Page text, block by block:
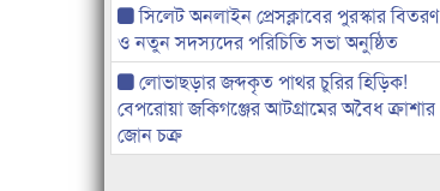
সিলেট অনলাইন প্রেসক্লাবের পুরস্কার বিতরণ
ও নতুন সদস্যদের পরিচিতি সভা অনুষ্ঠিত
লোভাছড়ার জব্দকৃত পাথর চুরির হিড়িক!
বেপরোয়া জকিগঞ্জের আটগ্রামের অবৈধ ক্রাশার
জোন চক্র